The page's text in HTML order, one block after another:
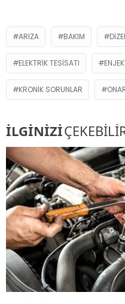
ARIZA BAKIM
ELEKTRIK TESISATI
KRONIK SORUNLAR
İLGİNİZİ